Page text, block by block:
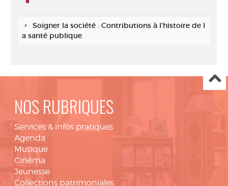
Soigner la société : Contributions à l'histoire de l
a santé publique
NOS RUBRIQUES
Services & infos pratiques
Agenda
Musique
Cinéma
Jeunesse
Collections patrimoniales